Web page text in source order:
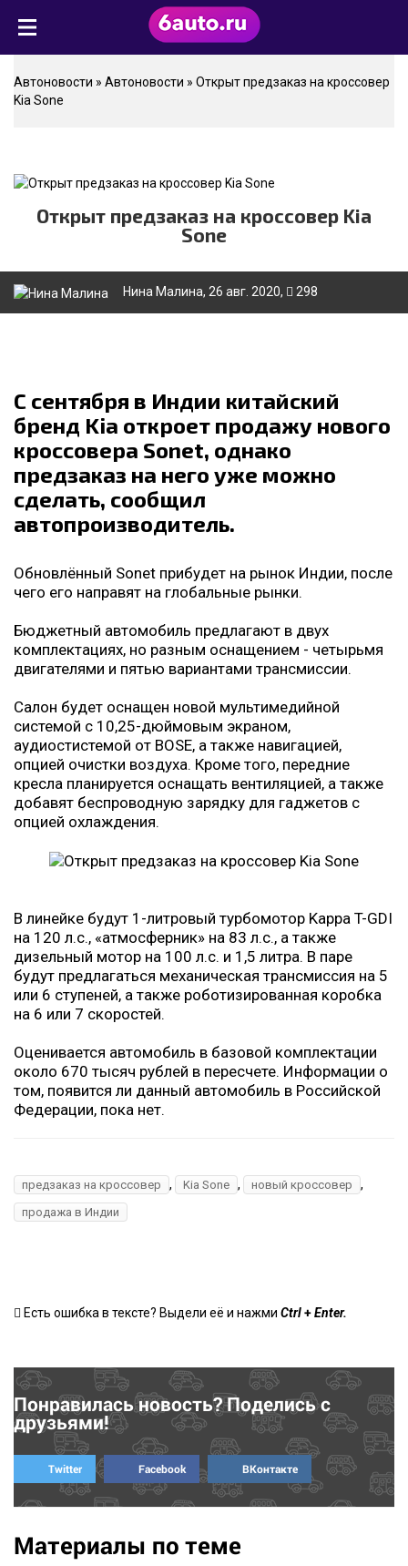
Автоновости » Автоновости » Открыт предзаказ на кроссовер
Kia Sone
Открыт предзаказ на кроссовер Kia
Sone
Нина Малина, 26 авг. 2020, 298
С сентября в Индии китайский
бренд Kia откроет продажу нового
кроссовера Sonet, однако
предзаказ на него уже можно
сделать, сообщил
автопроизводитель.
Обновлённый Sonet прибудет на рынок Индии, после
чего его направят на глобальные рынки.
Бюджетный автомобиль предлагают в двух
комплектациях, но разным оснащением - четырьмя
двигателями и пятью вариантами трансмиссии.
Салон будет оснащен новой мультимедийной
системой с 10,25-дюймовым экраном,
аудиостистемой от BOSE, а также навигацией,
опцией очистки воздуха. Кроме того, передние
кресла планируется оснащать вентиляцией, а также
добавят беспроводную зарядку для гаджетов с
опцией охлаждения.
В линейке будут 1-литровый турбомотор Kappa T-GDI
на 120 л.с., «атмосферник» на 83 л.с., а также
дизельный мотор на 100 л.с. и 1,5 литра. В паре
будут предлагаться механическая трансмиссия на 5
или 6 ступеней, а также роботизированная коробка
на 6 или 7 скоростей.
Оценивается автомобиль в базовой комплектации
около 670 тысяч рублей в пересчете. Информации о
том, появится ли данный автомобиль в Российской
Федерации, пока нет.
предзаказ на кроссовер , Kia Sone , новый кроссовер ,
продажа в Индии
Есть ошибка в тексте? Выдели её и нажми Ctrl+Enter.
Понравилась новость? Поделись с
друзьями!
Twitter Facebook ВКонтакте
Материалы по теме